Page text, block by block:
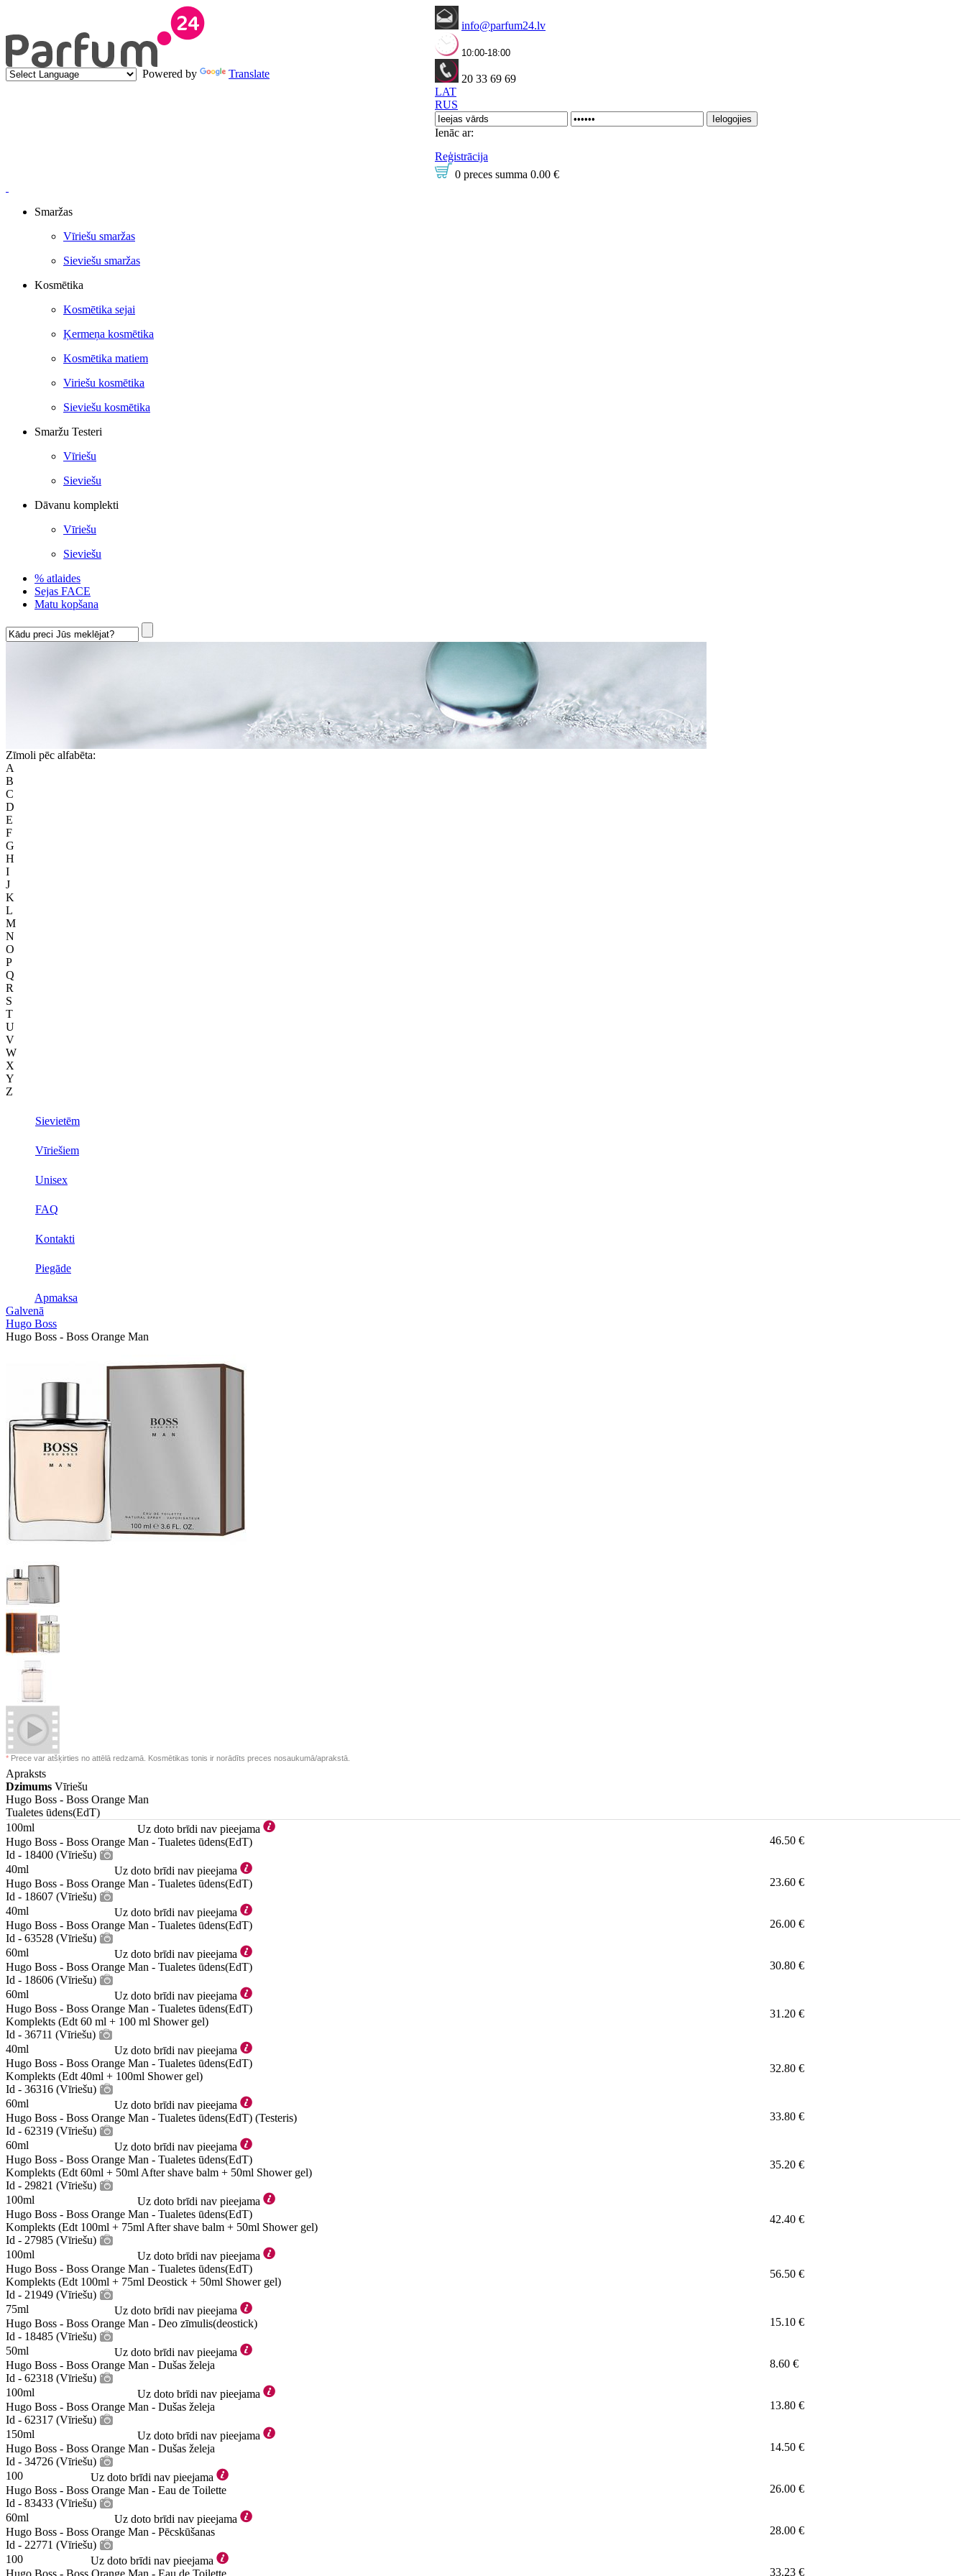
Powered by Translate
info@parfum24.lv
10:00-18:00
20 33 69 69
LAT
RUS
Ienāc ar:
Reģistrācija
0 preces summa 0.00 €
Smaržas
Vīriešu smaržas
Sieviešu smaržas
Kosmētika
Kosmētika sejai
Ķermeņa kosmētika
Kosmētika matiem
Viriešu kosmētika
Sieviešu kosmētika
Smaržu Testeri
Vīriešu
Sieviešu
Dāvanu komplekti
Vīriešu
Sieviešu
% atlaides
Sejas FACE
Matu kopšana
Zīmoli pēc alfabēta:
A
B
C
D
E
F
G
H
I
J
K
L
M
N
O
P
Q
R
S
T
U
V
W
X
Y
Z
Sievietēm
Vīriešiem
Unisex
FAQ
Kontakti
Piegāde
Apmaksa
Galvenā
Hugo Boss
Hugo Boss - Boss Orange Man
* Prece var atšķirties no attēlā redzamā. Kosmētikas tonis ir norādīts preces nosaukumā/aprakstā.
Apraksts
Dzimums Vīriešu
Hugo Boss - Boss Orange Man
Tualetes ūdens(EdT)
100ml
Uz doto brīdi nav pieejama
Hugo Boss - Boss Orange Man - Tualetes ūdens(EdT)
Id - 18400 (Vīriešu)
46.50 €
40ml
Uz doto brīdi nav pieejama
Hugo Boss - Boss Orange Man - Tualetes ūdens(EdT)
Id - 18607 (Vīriešu)
23.60 €
40ml
Uz doto brīdi nav pieejama
Hugo Boss - Boss Orange Man - Tualetes ūdens(EdT)
Id - 63528 (Vīriešu)
26.00 €
60ml
Uz doto brīdi nav pieejama
Hugo Boss - Boss Orange Man - Tualetes ūdens(EdT)
Id - 18606 (Vīriešu)
30.80 €
60ml
Uz doto brīdi nav pieejama
Hugo Boss - Boss Orange Man - Tualetes ūdens(EdT)
Komplekts (Edt 60 ml + 100 ml Shower gel)
Id - 36711 (Vīriešu)
31.20 €
40ml
Uz doto brīdi nav pieejama
Hugo Boss - Boss Orange Man - Tualetes ūdens(EdT)
Komplekts (Edt 40ml + 100ml Shower gel)
Id - 36316 (Vīriešu)
32.80 €
60ml
Uz doto brīdi nav pieejama
Hugo Boss - Boss Orange Man - Tualetes ūdens(EdT) (Testeris)
Id - 62319 (Vīriešu)
33.80 €
60ml
Uz doto brīdi nav pieejama
Hugo Boss - Boss Orange Man - Tualetes ūdens(EdT)
Komplekts (Edt 60ml + 50ml After shave balm + 50ml Shower gel)
Id - 29821 (Vīriešu)
35.20 €
100ml
Uz doto brīdi nav pieejama
Hugo Boss - Boss Orange Man - Tualetes ūdens(EdT)
Komplekts (Edt 100ml + 75ml After shave balm + 50ml Shower gel)
Id - 27985 (Vīriešu)
42.40 €
100ml
Uz doto brīdi nav pieejama
Hugo Boss - Boss Orange Man - Tualetes ūdens(EdT)
Komplekts (Edt 100ml + 75ml Deostick + 50ml Shower gel)
Id - 21949 (Vīriešu)
56.50 €
75ml
Uz doto brīdi nav pieejama
Hugo Boss - Boss Orange Man - Deo zīmulis(deostick)
Id - 18485 (Vīriešu)
15.10 €
50ml
Uz doto brīdi nav pieejama
Hugo Boss - Boss Orange Man - Dušas želeja
Id - 62318 (Vīriešu)
8.60 €
100ml
Uz doto brīdi nav pieejama
Hugo Boss - Boss Orange Man - Dušas želeja
Id - 62317 (Vīriešu)
13.80 €
150ml
Uz doto brīdi nav pieejama
Hugo Boss - Boss Orange Man - Dušas želeja
Id - 34726 (Vīriešu)
14.50 €
100
Uz doto brīdi nav pieejama
Hugo Boss - Boss Orange Man - Eau de Toilette
Id - 83433 (Vīriešu)
26.00 €
60ml
Uz doto brīdi nav pieejama
Hugo Boss - Boss Orange Man - Pēcskūšanas
Id - 22771 (Vīriešu)
28.00 €
100
Uz doto brīdi nav pieejama
Hugo Boss - Boss Orange Man - Eau de Toilette
33.23 €